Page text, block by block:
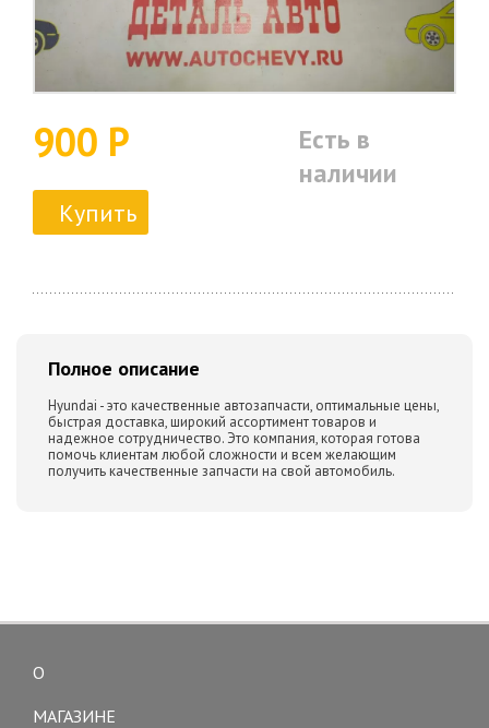
900 Р
Есть в
наличии
Купить
Полное описание
Hyundai - это качественные автозапчасти, оптимальные цены,
быстрая доставка, широкий ассортимент товаров и
надежное сотрудничество. Это компания, которая готова
помочь клиентам любой сложности и всем желающим
получить качественные запчасти на свой автомобиль.
О
МАГАЗИНЕ